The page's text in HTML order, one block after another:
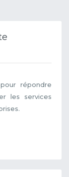
répondre
les services